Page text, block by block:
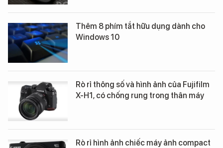
Thêm 8 phím tắt hữu dụng dành cho
Windows 10
Rò rỉ thông số và hình ảnh của Fujifilm
X-H1, có chống rung trong thân máy
Rò rỉ hình ảnh chiếc máy ảnh compact